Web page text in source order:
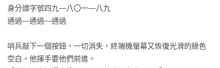
身分證字號四九—八〇一—八九
通過—通過—通過
哨兵敲下一個按鈕，一切消失，終端機螢幕又恢復光滑的綠色
空白。他揮手要他們前進。